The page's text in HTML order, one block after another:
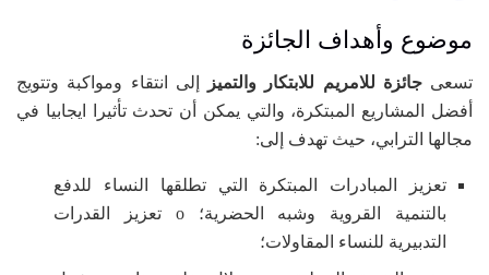
موضوع وأهداف الجائزة
تسعىجائزة للامريم للابتكار والتميز
إلى انتقاء ومواكبة وتتويج
أفضل المشاريع المبتكرة، والتي يمكن أن تحدث تأثيرا ايجابيا في
مجالها الترابي، حيث تهدف إلى:
تعزيز المبادرات المبتكرة التي تطلقها النساء للدفع
بالتنمية القروية وشبه الحضرية؛ o تعزيز القدرات
التدبيرية للنساء المقاولات؛